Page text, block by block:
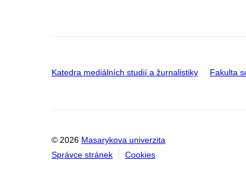
Katedra mediálních studií a žurnalistiky Fakulta
© 2026 Masarykova univerzita
Správce stránek
Cookies